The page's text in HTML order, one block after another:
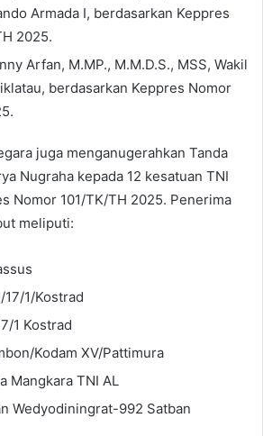
Armada I, berdasarkan Keppres
2025.
Arfan, M.MP., M.M.D.S., MSS, Wakil
berdasarkan Keppres Nomor
juga menganugerahkan Tanda
Nugraha kepada 12 kesatuan TNI
Nomor 101/TK/TH 2025. Penerima
meliputi:
1/Kostrad
1 Kostrad
Kodam XV/Pattimura
Mangkara TNI AL
Wedyodiningrat-992 Satban